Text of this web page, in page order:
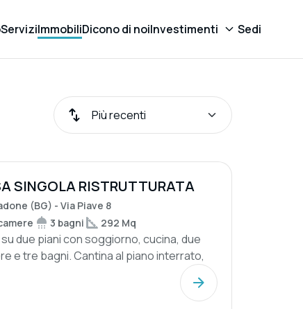
ServiziImmobiliDicono di noiInvestimenti Sedi
SINGOLA RISTRUTTURATA
GIARDINO
(BG) - Via Piave 8
3 bagni 292 Mq
due piani con soggiorno, cucina, due
e tre bagni. Cantina al piano interrato,